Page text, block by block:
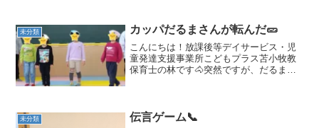
未分類 カッパだるまさんが転んだ🥒
こんにちは！放課後等デイサービス・児
童発達支援事業所こどもプラス苫小牧教
保育士の林です🐴突然ですが、だるまさ
りもしますね！）をしてよ...
未分類 伝言ゲーム📞